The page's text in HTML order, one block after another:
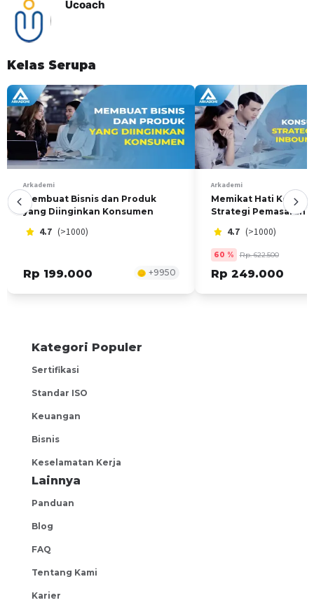
lebih aplikatif dan efektif. Dan perusahaan kami Fokus dalam
mewujudkan melakukan pengembangan dan pemberdayaan
bisnis di semua tahapan, Mentransformasi manusia menjadi
Coaching dan Training serta ,menjadikan semua individu
menjadi pengusaha kelas dunia dan mewujudkan Indonesia
yang lebih baik
Ucoach
Kelas Serupa
Arkademi
Membuat Bisnis dan Produk
yang Diinginkan Konsumen
4.7 (>1000)
Rp 199.000 +9950
Arkademi
Memikat Hati
Strategi Pemasaran
4.7 (>1000)
60 % Rp. 622.500
Rp 249.000
Kategori Populer
Sertifikasi
Standar ISO
Keuangan
Bisnis
Keselamatan Kerja
Lainnya
Panduan
Blog
FAQ
Tentang Kami
Karier